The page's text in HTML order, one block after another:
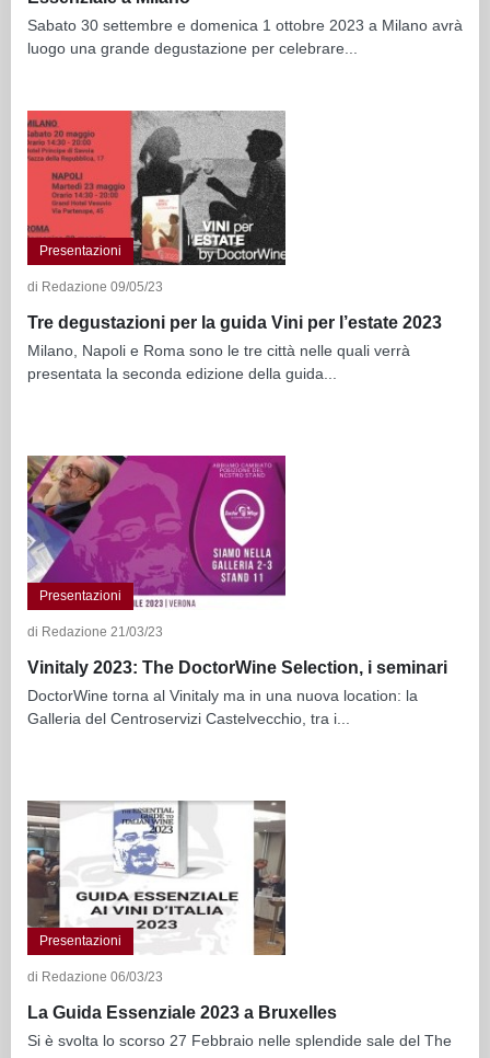
Sabato 30 settembre e domenica 1 ottobre 2023 a Milano avrà
luogo una grande degustazione per celebrare...
Presentazioni
di Redazione 09/05/23
Tre degustazioni per la guida Vini per l’estate 2023
Milano, Napoli e Roma sono le tre città nelle quali verrà
presentata la seconda edizione della guida...
Presentazioni
di Redazione 21/03/23
Vinitaly 2023: The DoctorWine Selection, i seminari
DoctorWine torna al Vinitaly ma in una nuova location: la
Galleria del Centroservizi Castelvecchio, tra i...
Presentazioni
di Redazione 06/03/23
La Guida Essenziale 2023 a Bruxelles
Si è svolta lo scorso 27 Febbraio nelle splendide sale del The